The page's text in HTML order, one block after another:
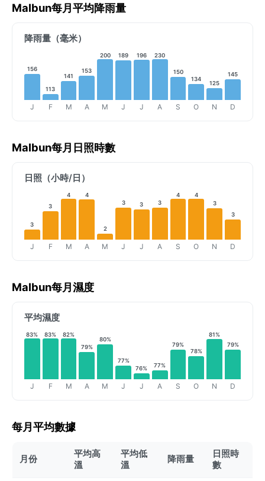
Malbun每月平均降雨量
降雨量（毫米）
156
J
113
F
141
M
153
A
200
M
189
J
196
J
230
A
150
S
134
O
125
N
145
D
Malbun每月日照時數
日照（小時/日）
3
J
3
F
4
M
4
A
2
M
3
J
3
J
3
A
4
S
4
O
3
N
3
D
Malbun每月濕度
平均濕度
83%
J
83%
F
82%
M
79%
A
80%
M
77%
J
76%
J
77%
A
79%
S
78%
O
81%
N
79%
D
每月平均數據
月份
平均高
溫
平均低
溫
降雨量
日照時
數